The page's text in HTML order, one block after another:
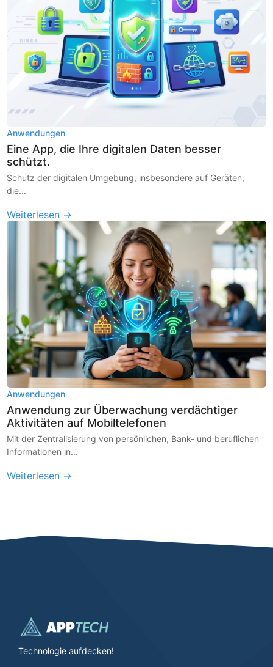
Anwendungen
Eine App, die Ihre digitalen Daten besser
schützt.
Schutz der digitalen Umgebung, insbesondere auf Geräten,
die...
Weiterlesen →
Anwendungen
Anwendung zur Überwachung verdächtiger
Aktivitäten auf Mobiltelefonen
Mit der Zentralisierung von persönlichen, Bank- und beruflichen
Informationen in...
Weiterlesen →
Technologie aufdecken!